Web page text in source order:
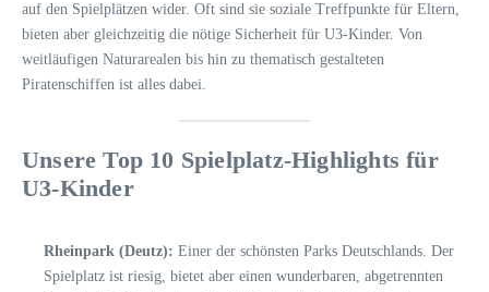
auf den Spielplätzen wider. Oft sind sie soziale Treffpunkte für Eltern,
bieten aber gleichzeitig die nötige Sicherheit für U3-Kinder. Von
weitläufigen Naturarealen bis hin zu thematisch gestalteten
Piratenschiffen ist alles dabei.
Unsere Top 10 Spielplatz-Highlights für
U3-Kinder
Rheinpark (Deutz): Einer der schönsten Parks Deutschlands. Der
Spielplatz ist riesig, bietet aber einen wunderbaren, abgetrennten